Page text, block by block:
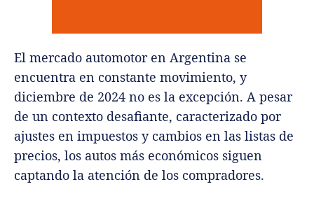
El mercado automotor en Argentina se
encuentra en constante movimiento, y
diciembre de 2024 no es la excepción. A pesar
de un contexto desafiante, caracterizado por
ajustes en impuestos y cambios en las listas de
precios, los autos más económicos siguen
captando la atención de los compradores.